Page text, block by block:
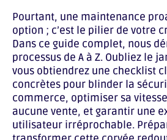
Pourtant, une maintenance
option ; c’est le pilier de votre
Dans ce guide complet, nous
processus de A à Z. Oubliez le
vous obtiendrez une checklist
concrètes pour blinder la
commerce, optimiser sa
aucune vente, et garantir une
utilisateur irréprochable.